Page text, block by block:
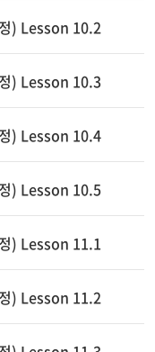
) Lesson 10.2
) Lesson 10.3
) Lesson 10.4
) Lesson 10.5
) Lesson 11.1
) Lesson 11.2